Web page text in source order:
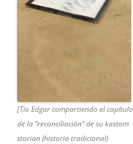
[Tío Edgar compartiendo el capítulo
de la “reconciliación” de su kastom
storian (historia tradicional)